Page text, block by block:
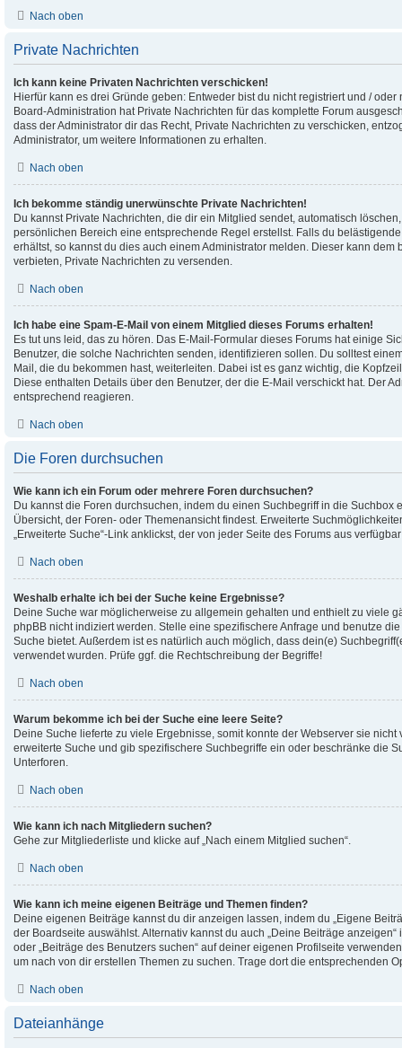
Nach oben
Private Nachrichten
Ich kann keine Privaten Nachrichten verschicken!
Hierfür kann es drei Gründe geben: Entweder bist du nicht registriert und /
Board-Administration hat Private Nachrichten für das komplette Forum
dass der Administrator dir das Recht, Private Nachrichten zu verschicken,
Administrator, um weitere Informationen zu erhalten.
Nach oben
Ich bekomme ständig unerwünschte Private Nachrichten!
Du kannst Private Nachrichten, die dir ein Mitglied sendet, automatisch
persönlichen Bereich eine entsprechende Regel erstellst. Falls du
erhältst, so kannst du dies auch einem Administrator melden. Dieser kann dem
verbieten, Private Nachrichten zu versenden.
Nach oben
Ich habe eine Spam-E-Mail von einem Mitglied dieses Forums erhalten!
Es tut uns leid, das zu hören. Das E-Mail-Formular dieses Forums hat einige
Benutzer, die solche Nachrichten senden, identifizieren sollen. Du solltest
Mail, die du bekommen hast, weiterleiten. Dabei ist es ganz wichtig, die
Diese enthalten Details über den Benutzer, der die E-Mail verschickt hat. Der
entsprechend reagieren.
Nach oben
Die Foren durchsuchen
Wie kann ich ein Forum oder mehrere Foren durchsuchen?
Du kannst die Foren durchsuchen, indem du einen Suchbegriff in die Suchbox
Übersicht, der Foren- oder Themenansicht findest. Erweiterte
„Erweiterte Suche“-Link anklickst, der von jeder Seite des Forums aus
Nach oben
Weshalb erhalte ich bei der Suche keine Ergebnisse?
Deine Suche war möglicherweise zu allgemein gehalten und enthielt zu viele
phpBB nicht indiziert werden. Stelle eine spezifischere Anfrage und benutze
Suche bietet. Außerdem ist es natürlich auch möglich, dass dein(e)
verwendet wurden. Prüfe ggf. die Rechtschreibung der Begriffe!
Nach oben
Warum bekomme ich bei der Suche eine leere Seite?
Deine Suche lieferte zu viele Ergebnisse, somit konnte der Webserver sie nicht
erweiterte Suche und gib spezifischere Suchbegriffe ein oder beschränke die
Unterforen.
Nach oben
Wie kann ich nach Mitgliedern suchen?
Gehe zur Mitgliederliste und klicke auf „Nach einem Mitglied suchen“.
Nach oben
Wie kann ich meine eigenen Beiträge und Themen finden?
Deine eigenen Beiträge kannst du dir anzeigen lassen, indem du „Eigene
der Boardseite auswählst. Alternativ kannst du auch „Deine Beiträge
oder „Beiträge des Benutzers suchen“ auf deiner eigenen Profilseite
um nach von dir erstellen Themen zu suchen. Trage dort die entsprechenden
Nach oben
Dateianhänge